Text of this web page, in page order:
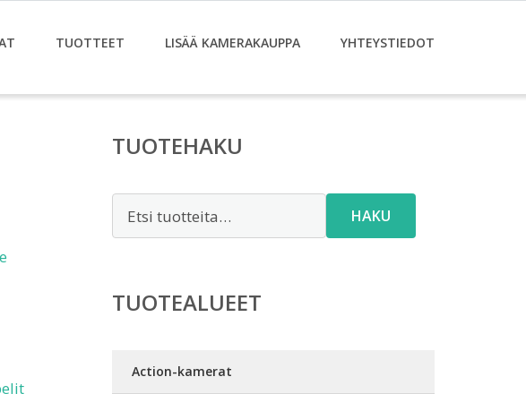
TUOTTEET LISÄÄ KAMERAKAUPPA YHTEYSTIEDOT
TUOTEHAKU
HAKU
TUOTEALUEET
Action-kamerat